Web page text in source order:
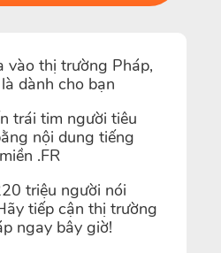
vào thị trường Pháp,
dành cho bạn
trái tim người tiêu
nội dung tiếng
.FR
triệu người nói
tiếp cận thị trường
ngay bây giờ!